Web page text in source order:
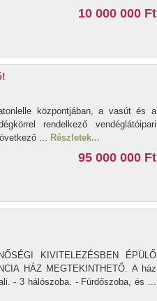
10 000 000 Ft
központjában, a vasút és a
rendelkező vendéglátóipari
... Részletek...
95 000 000 Ft
KIVITELEZÉSBEN ÉPÜLŐ
HÁZ MEGTEKINTHETŐ. A ház
- 3 hálószoba. - Fürdőszoba, és ...